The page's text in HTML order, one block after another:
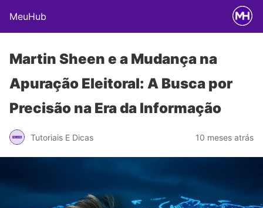
MeuHub
Martin Sheen e a Mudança na
Apuração Eleitoral: A Busca por
Precisão na Era da Informação
Tutoriais E Dicas 10 meses atrás